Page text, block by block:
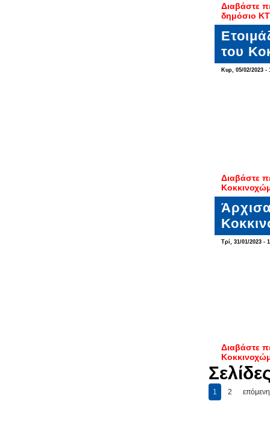
Διαβάστε
δημόσιο
του
Κυρ, 05/02/2023 -
Διαβάστε
Τρί, 31/01/2023 -
Διαβάστε
1 2 επόμενη